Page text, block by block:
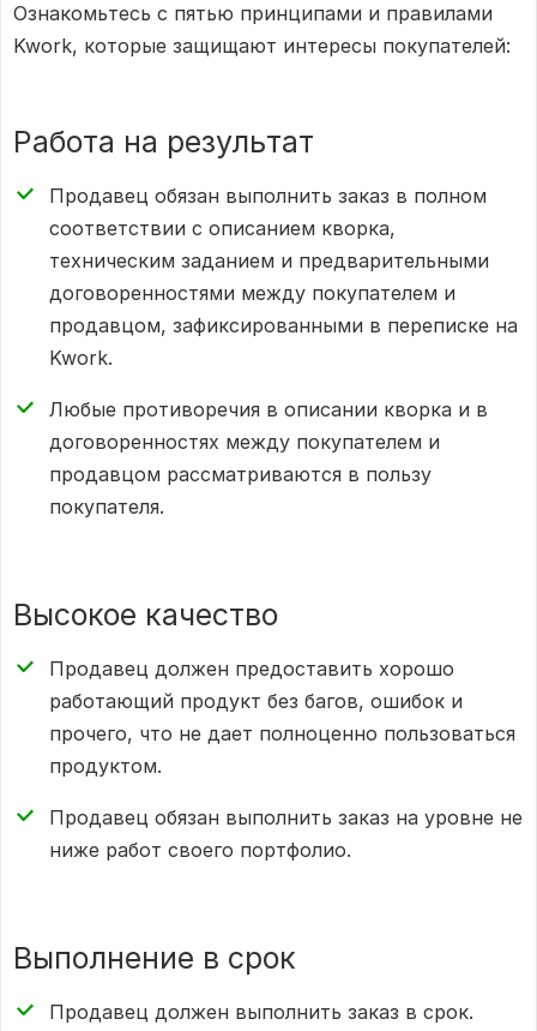
Ознакомьтесь с пятью принципами и правилами
Kwork, которые защищают интересы покупателей:
Работа на результат
Продавец обязан выполнить заказ в полном
соответствии с описанием кворка,
техническим заданием и предварительными
договоренностями между покупателем и
продавцом, зафиксированными в переписке на
Kwork.
Любые противоречия в описании кворка и в
договоренностях между покупателем и
продавцом рассматриваются в пользу
покупателя.
Высокое качество
Продавец должен предоставить хорошо
работающий продукт без багов, ошибок и
прочего, что не дает полноценно пользоваться
продуктом.
Продавец обязан выполнить заказ на уровне не
ниже работ своего портфолио.
Выполнение в срок
Продавец должен выполнить заказ в срок.